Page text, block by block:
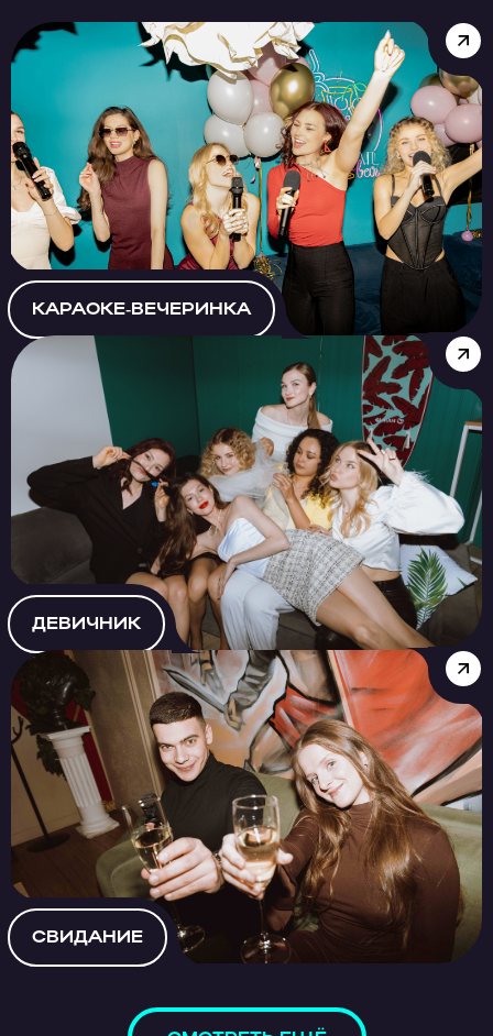
КАРАОКЕ-ВЕЧЕРИНКА
ДЕВИЧНИК
СВИДАНИЕ